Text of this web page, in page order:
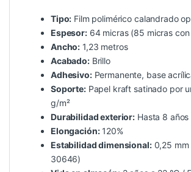
Tipo: Film polimérico calandrado
Espesor:64 micras (85 micras con
Ancho: 1,23 metros
Acabado:Brillo
Adhesivo:Permanente, base
Soporte:Papel kraft satinado por
g/m²
Durabilidad exterior: Hasta 8 años
Elongación:120%
Estabilidad dimensional:0,25 mm
30646)